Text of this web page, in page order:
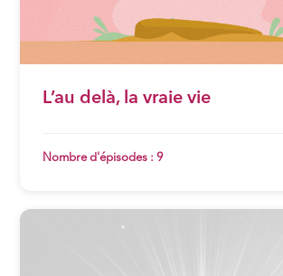
L’au delà, la vraie vie
Nombre d'épisodes : 9